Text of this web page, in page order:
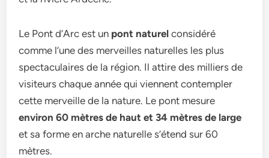
Le Pont d’Arc est un pont naturel considéré
comme l’une des merveilles naturelles les plus
spectaculaires de la région. Il attire des milliers de
visiteurs chaque année qui viennent contempler
cette merveille de la nature. Le pont mesure
environ 60 mètres de haut et 34 mètres de large
et sa forme en arche naturelle s’étend sur 60
mètres.